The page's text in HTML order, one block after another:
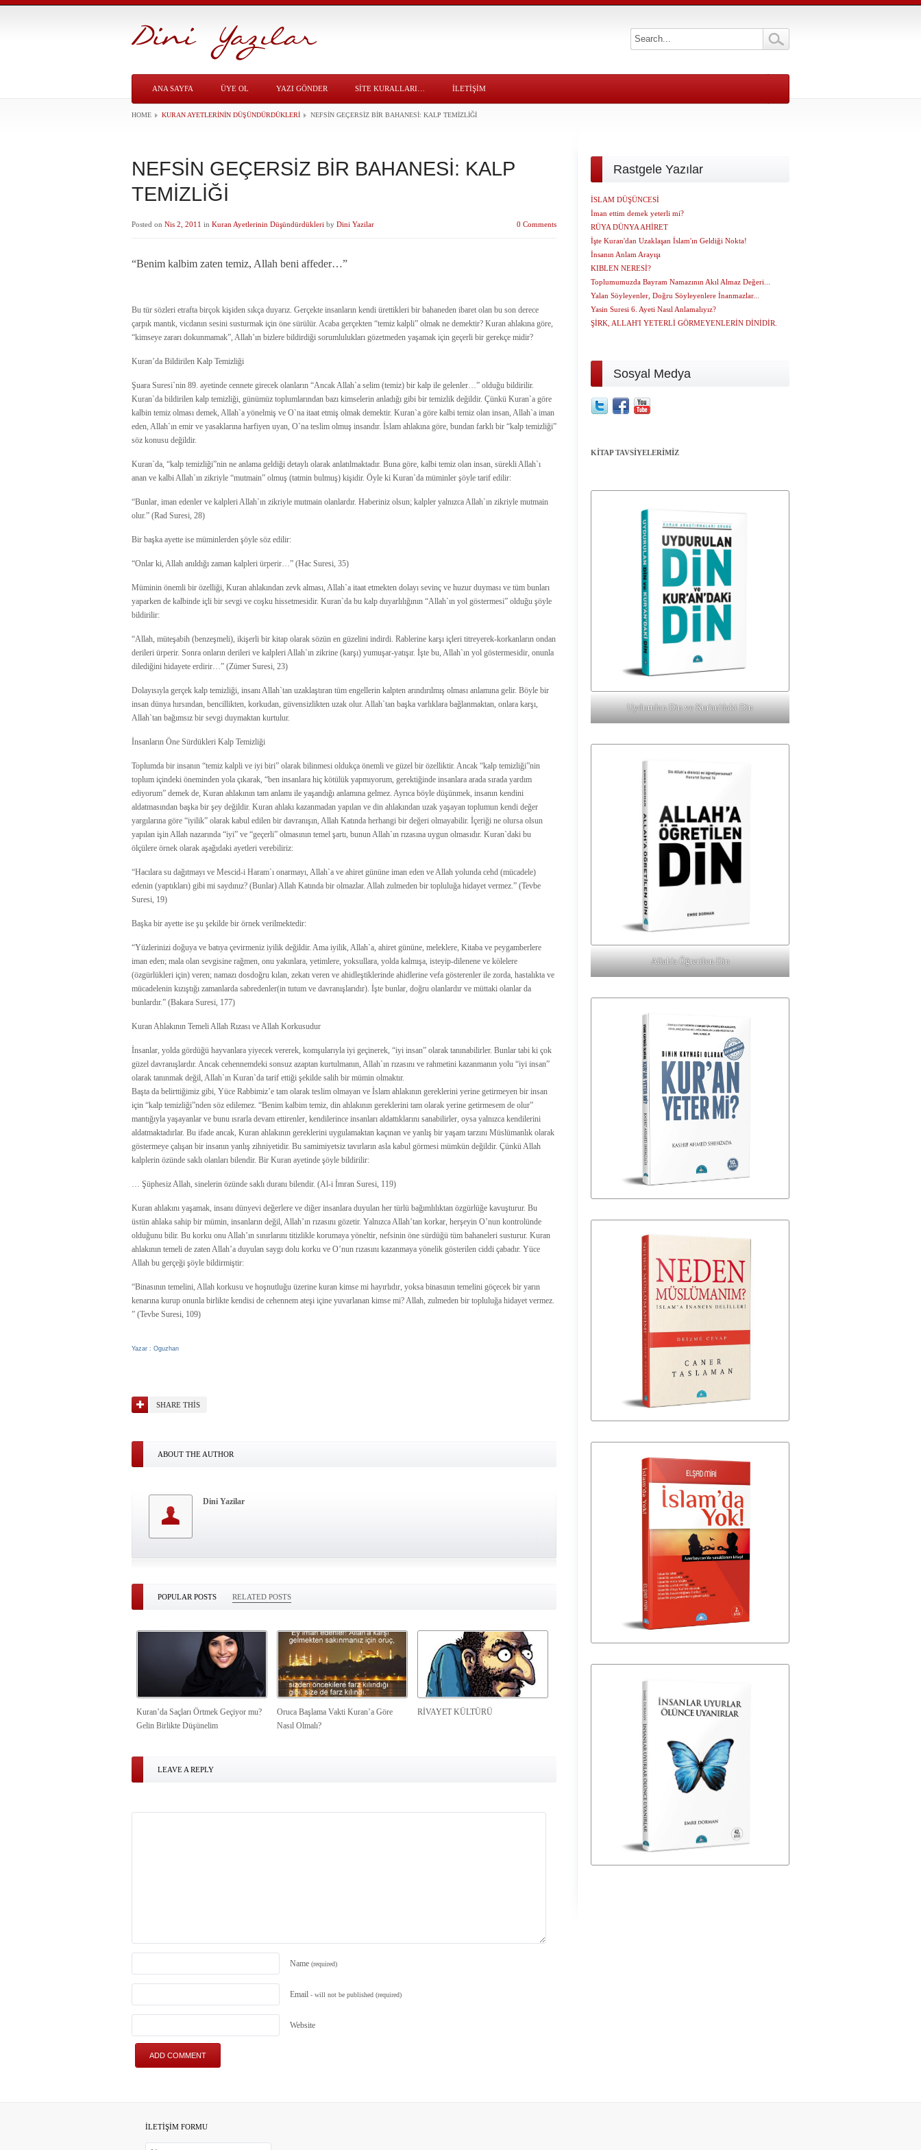
ANA SAYFA ÜYE OL YAZI GÖNDER SITE KURALLARI… İLETİŞİM
HOME KURAN AYETLERININ DÜŞÜNDÜRDÜKLERI NEFSİN GEÇERSİZ BİR BAHANESİ: KALP TEMİZLİĞİ
NEFSİN GEÇERSİZ BİR BAHANESİ: KALP
TEMİZLİĞİ
Posted on Nis 2, 2011 in Kuran Ayetlerinin Düşündürdükleri by Dini Yazilar 0 Comments
“Benim kalbim zaten temiz, Allah beni affeder…”
Bu tür sözleri etrafta birçok kişiden sıkça duyarız. Gerçekte insanların kendi ürettikleri bir bahaneden ibaret olan bu son derece
çarpık mantık, vicdanın sesini susturmak için öne sürülür. Acaba gerçekten “temiz kalpli” olmak ne demektir? Kuran ahlakına göre,
“kimseye zararı dokunmamak”, Allah’ın bizlere bildirdiği sorumlulukları gözetmeden yaşamak için geçerli bir gerekçe midir?
Kuran’da Bildirilen Kalp Temizliği
Şuara Suresi`nin 89. ayetinde cennete girecek olanların “Ancak Allah`a selim (temiz) bir kalp ile gelenler…” olduğu bildirilir.
Kuran`da bildirilen kalp temizliği, günümüz toplumlarından bazı kimselerin anladığı gibi bir temizlik değildir. Çünkü Kuran`a göre
kalbin temiz olması demek, Allah`a yönelmiş ve O`na itaat etmiş olmak demektir. Kuran`a göre kalbi temiz olan insan, Allah`a iman
eden, Allah`ın emir ve yasaklarına harfiyen uyan, O`na teslim olmuş insandır. İslam ahlakına göre, bundan farklı bir “kalp temizliği”
söz konusu değildir.
Kuran`da, “kalp temizliği”nin ne anlama geldiği detaylı olarak anlatılmaktadır. Buna göre, kalbi temiz olan insan, sürekli Allah`ı
anan ve kalbi Allah`ın zikriyle “mutmain” olmuş (tatmin bulmuş) kişidir. Öyle ki Kuran`da müminler şöyle tarif edilir:
“Bunlar, iman edenler ve kalpleri Allah`ın zikriyle mutmain olanlardır. Haberiniz olsun; kalpler yalnızca Allah`ın zikriyle mutmain
olur.” (Rad Suresi, 28)
Bir başka ayette ise müminlerden şöyle söz edilir:
“Onlar ki, Allah anıldığı zaman kalpleri ürperir…” (Hac Suresi, 35)
Müminin önemli bir özelliği, Kuran ahlakından zevk alması, Allah`a itaat etmekten dolayı sevinç ve huzur duyması ve tüm bunları
yaparken de kalbinde içli bir sevgi ve coşku hissetmesidir. Kuran`da bu kalp duyarlılığının “Allah`ın yol göstermesi” olduğu şöyle
bildirilir:
“Allah, müteşabih (benzeşmeli), ikişerli bir kitap olarak sözün en güzelini indirdi. Rablerine karşı içleri titreyerek-korkanların ondan
derileri ürperir. Sonra onların derileri ve kalpleri Allah`ın zikrine (karşı) yumuşar-yatışır. İşte bu, Allah`ın yol göstermesidir, onunla
dilediğini hidayete erdirir…” (Zümer Suresi, 23)
Dolayısıyla gerçek kalp temizliği, insanı Allah`tan uzaklaştıran tüm engellerin kalpten arındırılmış olması anlamına gelir. Böyle bir
insan dünya hırsından, bencillikten, korkudan, güvensizlikten uzak olur. Allah`tan başka varlıklara bağlanmaktan, onlara karşı,
Allah`tan bağımsız bir sevgi duymaktan kurtulur.
İnsanların Öne Sürdükleri Kalp Temizliği
Toplumda bir insanın “temiz kalpli ve iyi biri” olarak bilinmesi oldukça önemli ve güzel bir özelliktir. Ancak “kalp temizliği”nin
toplum içindeki öneminden yola çıkarak, “ben insanlara hiç kötülük yapmıyorum, gerektiğinde insanlara arada sırada yardım
ediyorum” demek de, Kuran ahlakının tam anlamı ile yaşandığı anlamına gelmez. Ayrıca böyle düşünmek, insanın kendini
aldatmasından başka bir şey değildir. Kuran ahlakı kazanmadan yapılan ve din ahlakından uzak yaşayan toplumun kendi değer
yargılarına göre “iyilik” olarak kabul edilen bir davranışın, Allah Katında herhangi bir değeri olmayabilir. İçeriği ne olursa olsun
yapılan işin Allah nazarında “iyi” ve “geçerli” olmasının temel şartı, bunun Allah`ın rızasına uygun olmasıdır. Kuran`daki bu
ölçülere örnek olarak aşağıdaki ayetleri verebiliriz:
“Hacılara su dağıtmayı ve Mescid-i Haram`ı onarmayı, Allah`a ve ahiret gününe iman eden ve Allah yolunda cehd (mücadele)
edenin (yaptıkları) gibi mi saydınız? (Bunlar) Allah Katında bir olmazlar. Allah zulmeden bir topluluğa hidayet vermez.” (Tevbe
Suresi, 19)
Başka bir ayette ise şu şekilde bir örnek verilmektedir:
“Yüzlerinizi doğuya ve batıya çevirmeniz iyilik değildir. Ama iyilik, Allah`a, ahiret gününe, meleklere, Kitaba ve peygamberlere
iman eden; mala olan sevgisine rağmen, onu yakınlara, yetimlere, yoksullara, yolda kalmışa, isteyip-dilenene ve kölelere
(özgürlükleri için) veren; namazı dosdoğru kılan, zekatı veren ve ahidleştiklerinde ahidlerine vefa gösterenler ile zorda, hastalıkta ve
mücadelenin kızıştığı zamanlarda sabredenler(in tutum ve davranışlarıdır). İşte bunlar, doğru olanlardır ve müttaki olanlar da
bunlardır.” (Bakara Suresi, 177)
Kuran Ahlakının Temeli Allah Rızası ve Allah Korkusudur
İnsanlar, yolda gördüğü hayvanlara yiyecek vererek, komşularıyla iyi geçinerek, “iyi insan” olarak tanınabilirler. Bunlar tabi ki çok
güzel davranışlardır. Ancak cehennemdeki sonsuz azaptan kurtulmanın, Allah`ın rızasını ve rahmetini kazanmanın yolu “iyi insan”
olarak tanınmak değil, Allah`ın Kuran`da tarif ettiği şekilde salih bir mümin olmaktır.
Başta da belirttiğimiz gibi, Yüce Rabbimiz’e tam olarak teslim olmayan ve İslam ahlakının gereklerini yerine getirmeyen bir insan
için “kalp temizliği”nden söz edilemez. “Benim kalbim temiz, din ahlakının gereklerini tam olarak yerine getirmesem de olur”
mantığıyla yaşayanlar ve bunu ısrarla devam ettirenler, kendilerince insanları aldattıklarını sanabilirler, oysa yalnızca kendilerini
aldatmaktadırlar. Bu ifade ancak, Kuran ahlakının gereklerini uygulamaktan kaçınan ve yanlış bir yaşam tarzını Müslümanlık olarak
göstermeye çalışan bir insanın yanlış zihniyetidir. Bu samimiyetsiz tavırların asla kabul görmesi mümkün değildir. Çünkü Allah
kalplerin özünde saklı olanları bilendir. Bir Kuran ayetinde şöyle bildirilir:
… Şüphesiz Allah, sinelerin özünde saklı duranı bilendir. (Al-i İmran Suresi, 119)
Kuran ahlakını yaşamak, insanı dünyevi değerlere ve diğer insanlara duyulan her türlü bağımlılıktan özgürlüğe kavuşturur. Bu
üstün ahlaka sahip bir mümin, insanların değil, Allah’ın rızasını gözetir. Yalnızca Allah’tan korkar, herşeyin O’nun kontrolünde
olduğunu bilir. Bu korku onu Allah’ın sınırlarını titizlikle korumaya yöneltir, nefsinin öne sürdüğü tüm bahaneleri susturur. Kuran
ahlakının temeli de zaten Allah’a duyulan saygı dolu korku ve O’nun rızasını kazanmaya yönelik gösterilen ciddi çabadır. Yüce
Allah bu gerçeği şöyle bildirmiştir:
“Binasının temelini, Allah korkusu ve hoşnutluğu üzerine kuran kimse mi hayırlıdır, yoksa binasının temelini göçecek bir yarın
kenarına kurup onunla birlikte kendisi de cehennem ateşi içine yuvarlanan kimse mi? Allah, zulmeden bir topluluğa hidayet vermez.
” (Tevbe Suresi, 109)
Yazar : Oguzhan
SHARE THIS
ABOUT THE AUTHOR
Dini Yazilar
POPULAR POSTS RELATED POSTS
Kuran’da Saçları Örtmek Geçiyor mu?
Gelin Birlikte Düşünelim
Oruca Başlama Vakti Kuran’a Göre
Nasıl Olmalı?
RİVAYET KÜLTÜRÜ
LEAVE A REPLY
Name (required)
Email - will not be published (required)
Website
Rastgele Yazılar
İSLAM DÜŞÜNCESİ
İman ettim demek yeterli mi?
RÜYA DÜNYA AHİRET
İşte Kuran'dan Uzaklaşan İslam'ın Geldiği Nokta!
İnsanın Anlam Arayışı
KIBLEN NERESİ?
Toplumumuzda Bayram Namazının Akıl Almaz Değeri...
Yalan Söyleyenler, Doğru Söyleyenlere İnanmazlar...
Yasin Suresi 6. Ayeti Nasıl Anlamalıyız?
ŞİRK, ALLAH'I YETERLİ GÖRMEYENLERİN DİNİDİR.
Sosyal Medya
KİTAP TAVSİYELERİMİZ
Uydurulan Din ve Kur'an'daki Din
Allah'a Öğretilen Din
İLETİŞİM FORMU